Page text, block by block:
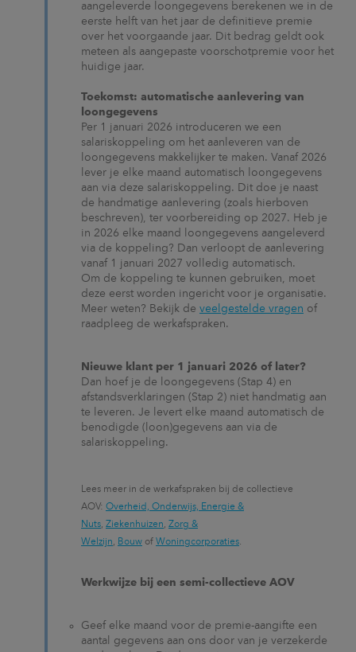
aangeleverde loongegevens berekenen we in de
eerste helft van het jaar de definitieve premie
over het voorgaande jaar. Dit bedrag geldt ook
meteen als aangepaste voorschotpremie voor het
huidige jaar.
Toekomst: automatische aanlevering van
loongegevens
Per 1 januari 2026 introduceren we een
salariskoppeling om het aanleveren van de
loongegevens makkelijker te maken. Vanaf 2026
lever je elke maand automatisch loongegevens
aan via deze salariskoppeling. Dit doe je naast
de handmatige aanlevering (zoals hierboven
beschreven), ter voorbereiding op 2027. Heb je
in 2026 elke maand loongegevens aangeleverd
via de koppeling? Dan verloopt de aanlevering
vanaf 1 januari 2027 volledig automatisch.
Om de koppeling te kunnen gebruiken, moet
deze eerst worden ingericht voor je organisatie.
Meer weten? Bekijk de veelgestelde vragen of
raadpleeg de werkafspraken.
Nieuwe klant per 1 januari 2026 of later?
Dan hoef je de loongegevens (Stap 4) en
afstandsverklaringen (Stap 2) niet handmatig aan
te leveren. Je levert elke maand automatisch de
benodigde (loon)gegevens aan via de
salariskoppeling.
Lees meer in de werkafspraken bij de collectieve
AOV: Overheid, Onderwijs, Energie &
Nuts, Ziekenhuizen, Zorg &
Welzijn
Bouw of Woningcorporaties
Werkwijze bij een semi-collectieve AOV
Geef elke maand voor de premie-aangifte een
aantal gegevens aan ons door van je verzekerde